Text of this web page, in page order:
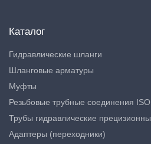
Каталог
Гидравлические шланги
Шланговые арматуры
Муфты
Резьбовые трубные соединения
Трубы гидравлические
Адаптеры (переходники)